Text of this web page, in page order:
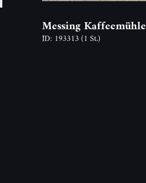
Messing Kaffeemühle
ID: 193313(1 St.)